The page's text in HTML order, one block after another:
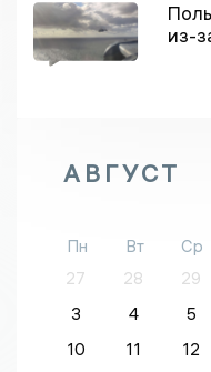
из-
АВГУСТ
Пн Вт Ср
27
28 29
3
4 5
10
11 12